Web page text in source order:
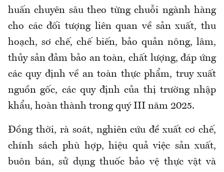
huấn chuyên sâu theo từng chuỗi ngành hàng
cho các đối tượng liên quan về sản xuất, thu
hoạch, sơ chế, chế biến, bảo quản nông, lâm,
thủy sản đảm bảo an toàn, chất lượng, đáp ứng
các quy định về an toàn thực phẩm, truy xuất
nguồn gốc, các quy định của thị trường nhập
khẩu, hoàn thành trong quý III năm 2025.
Đồng thời, rà soát, nghiên cứu đề xuất cơ chế,
chính sách phù hợp, hiệu quả việc sản xuất,
buôn bán, sử dụng thuốc bảo vệ thực vật và